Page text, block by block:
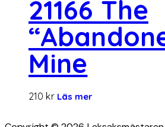
21166 The
Mine
210 kr Läs mer